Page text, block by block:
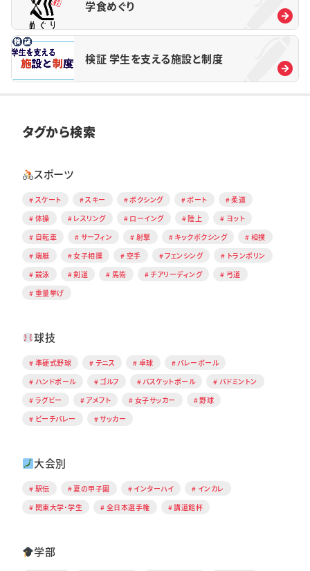
学食めぐり
検証 学生を支える施設と制度
タグから検索
スポーツ
スケート スキー ボクシング ボート
柔道
体操
レスリング ローイング 陸上
ヨット
自転車
サーフィン 射撃 キックボクシング
相撲
端艇
女子相撲 空手 フェンシング
トランポリン
競泳
剣道 馬術 チアリーディング
弓道
重量挙げ
球技
準硬式野球 テニス 卓球
バレーボール
ハンドボール
ゴルフ バスケットボール
バドミントン
ラグビー
アメフト 女子サッカー
野球
ビーチバレー
サッカー
大会別
駅伝 夏の甲子園 インターハイ
インカレ
関東大学・学生
全日本選手権 講道館杯
学部